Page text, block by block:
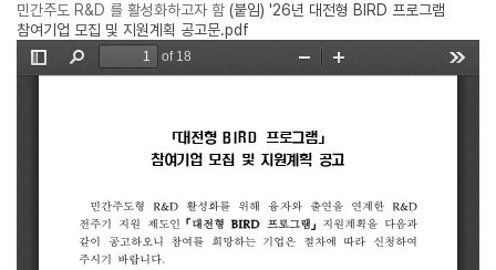
민간주도 R&D 를 활성화하고자 함 (붙임) '26년 대전형 BIRD 프로그램
참여기업 모집 및 지원계획 공고문.pdf